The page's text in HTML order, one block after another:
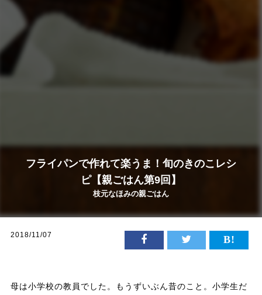
フライパンで作れて楽うま！旬のきのこレシ
ピ【親ごはん第9回】
枝元なほみの親ごはん
2018/11/07
母は小学校の教員でした。もうずいぶん昔のこと。小学生だ